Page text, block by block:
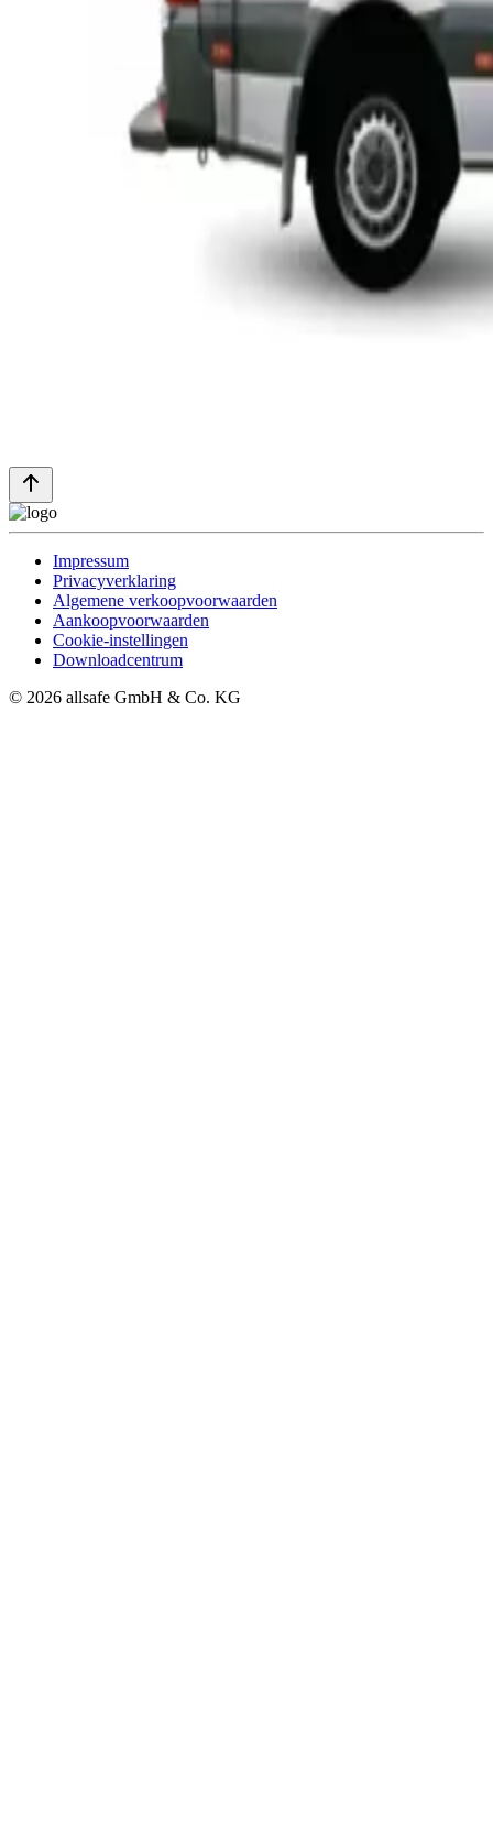
Impressum
Privacyverklaring
Algemene verkoopvoorwaarden
Aankoopvoorwaarden
Cookie-instellingen
Downloadcentrum
© 2026 allsafe GmbH & Co. KG